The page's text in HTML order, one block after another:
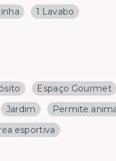
1 Lavabo
Espaço Gourmet
Jardim
Permite
esportiva